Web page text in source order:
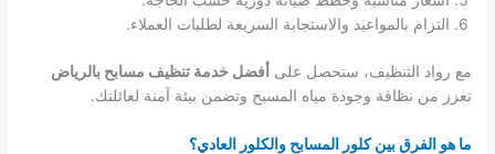
التزام بالمواعيد والاستجابة السريعة لطلبات العملاء.
مع رواد التنظيف، ستحصل على أفضل خدمة تنظيف مسابح بالرياض
تعزز من نظافة وجودة مياه المسبح وتضمن بيئة آمنة لعائلتك.
ما هو الفرق بين كلور المسابح والكلور العادي؟